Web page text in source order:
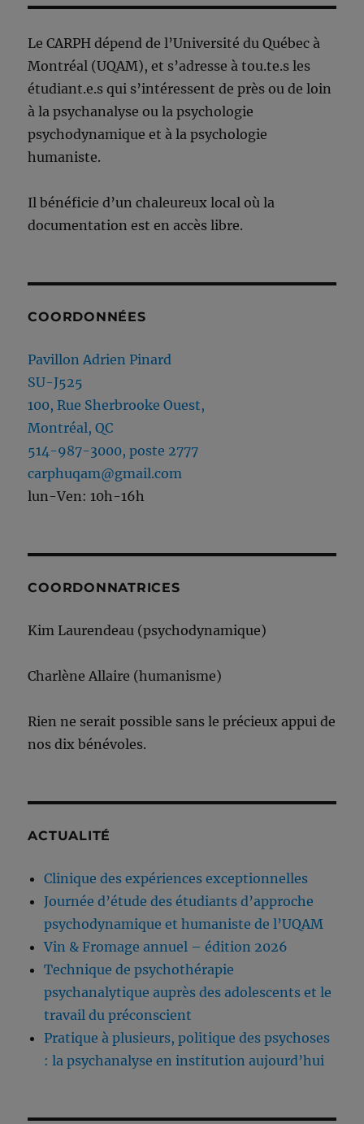
Le CARPH dépend de l’Université du Québec à
Montréal (UQAM), et s’adresse à tou.te.s les
étudiant.e.s qui s’intéressent de près ou de loin
à la psychanalyse ou la psychologie
psychodynamique et à la psychologie
humaniste.
Il bénéficie d’un chaleureux local où la
documentation est en accès libre.
COORDONNÉES
Pavillon Adrien Pinard
SU-J525
100, Rue Sherbrooke Ouest,
Montréal, QC
514-987-3000, poste 2777
carphuqam@gmail.com
lun-Ven: 10h-16h
COORDONNATRICES
Kim Laurendeau (psychodynamique)
Charlène Allaire (humanisme)
Rien ne serait possible sans le précieux appui de
nos dix bénévoles.
ACTUALITÉ
Clinique des expériences exceptionnelles
Journée d’étude des étudiants d’approche
psychodynamique et humaniste de l’UQAM
Vin & Fromage annuel – édition 2026
Technique de psychothérapie
psychanalytique auprès des adolescents et le
travail du préconscient
Pratique à plusieurs, politique des psychoses
: la psychanalyse en institution aujourd’hui